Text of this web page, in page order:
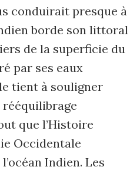
conduirait presque à
borde son littoral
de la superficie du
par ses eaux
tient à souligner
rééquilibrage
que l’Histoire
Occidentale
Indien. Les